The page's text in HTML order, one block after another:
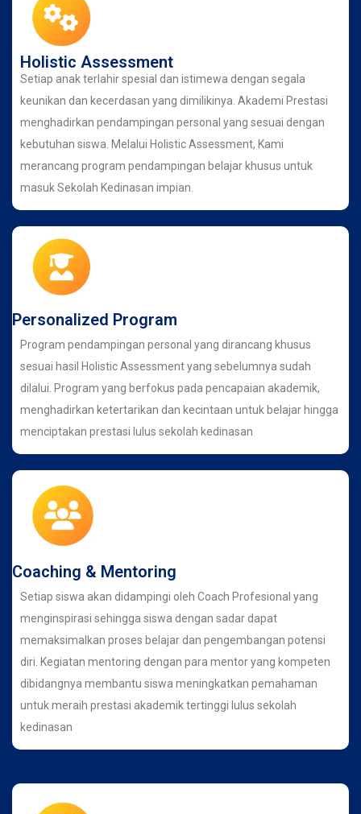
Holistic Assessment
Setiap anak terlahir spesial dan istimewa dengan segala
keunikan dan kecerdasan yang dimilikinya. Akademi Prestasi
menghadirkan pendampingan personal yang sesuai dengan
kebutuhan siswa. Melalui Holistic Assessment, Kami
merancang program pendampingan belajar khusus untuk
masuk Sekolah Kedinasan impian.
Personalized Program
Program pendampingan personal yang dirancang khusus
sesuai hasil Holistic Assessment yang sebelumnya sudah
dilalui. Program yang berfokus pada pencapaian akademik,
menghadirkan ketertarikan dan kecintaan untuk belajar hingga
menciptakan prestasi lulus sekolah kedinasan
Coaching & Mentoring
Setiap siswa akan didampingi oleh Coach Profesional yang
menginspirasi sehingga siswa dengan sadar dapat
memaksimalkan proses belajar dan pengembangan potensi
diri. Kegiatan mentoring dengan para mentor yang kompeten
dibidangnya membantu siswa meningkatkan pemahaman
untuk meraih prestasi akademik tertinggi lulus sekolah
kedinasan